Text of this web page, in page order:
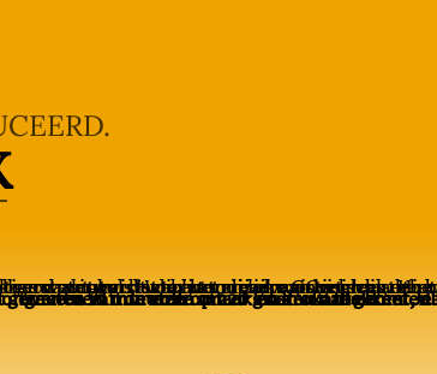
In normaal brood zorgt gist voor het rijzen van het deeg. Hierdoor ontstaat een luchtige structuur. Het bijzondere van Gooisch authentiek is dat gebruik gemaakt wordt van natuurlijke gisting van een beslag van tarwemeel en water om het te laten rijzen. Gooisch authentiek uit onze winkels is direct gereed voor gebruik.
Wil je echt genieten van de volle smaak en krokante korst, dan kunt u het brood in ongeveer 10 minuten op 220 graden nabakken. Je kunt brood eventueel invriezen om er later van te genieten!